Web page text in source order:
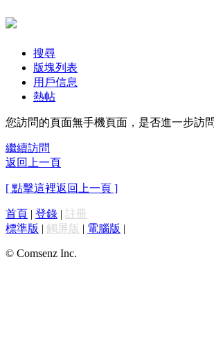
搜尋
版塊列表
用戶信息
熱帖
您訪問的頁面無手機頁面，是否進一步訪
繼續訪問
返回上一頁
[ 點擊這裡返回上一頁 ]
首頁 | 登錄 | 註冊
標準版 | 觸屏版 | 電腦版 |
© Comsenz Inc.